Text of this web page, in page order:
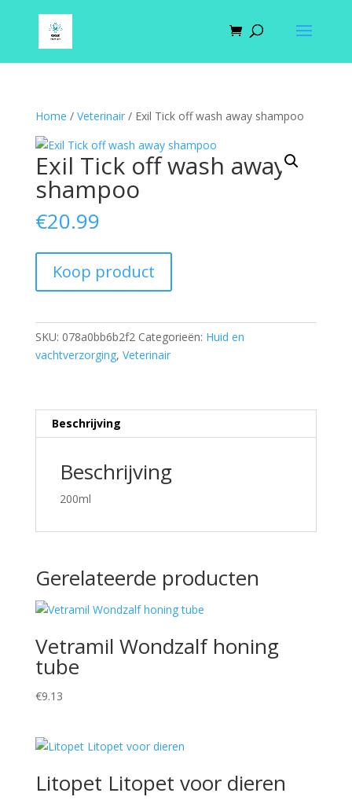
Home / Veterinair/ Exil Tick off wash away shampoo
Exil Tick off wash away
shampoo
€20.99
Koop product
SKU: 078a0bb6b2f2 Categorieën: Huid en
vachtverzorging, Veterinair
Beschrijving
Beschrijving
200ml
Gerelateerde producten
Vetramil Wondzalf honing
tube
€9.13
Litopet Litopet voor dieren